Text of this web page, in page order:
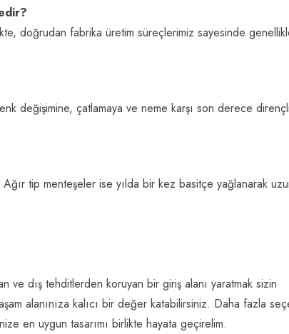
doğrudan fabrika üretim süreçlerimiz sayesinde
değişimine, çatlamaya ve neme karşı son derece dirençli
tip menteşeler ise yılda bir kez basitçe yağlanarak
ve dış tehditlerden koruyan bir giriş alanı yaratmak sizin
alanınıza kalıcı bir değer katabilirsiniz. Daha fazla
en uygun tasarımı birlikte hayata geçirelim.